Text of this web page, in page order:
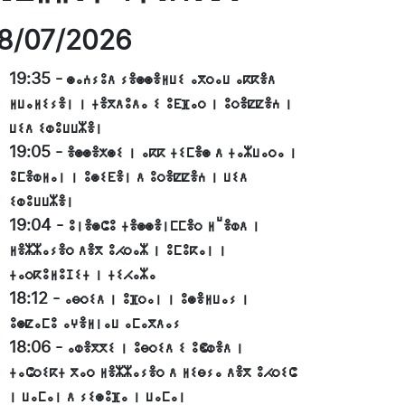
07/2026
19:35 - ⵙⴰⵄⵢⵓⴷ ⵢⴻⵙⵙⴻⵍⵡⵉ ⴰⴳⵔⴰⵡ ⴰⴽⴽⴻⴷ
ⵍⵡⴰⵍⵉⵢⴻⵏ ⵏ ⵜⴻⴳⴷⵓⴷⴰ ⵉ ⵓⴹⴼⴰⵔ ⵏ ⵓⵔⴻⵇⵇⴻⵄ ⵏ
ⵡⵉⴷ ⵉⵀⵓⵡⵡⵣⴻⵏ
19:05 - ⴻⵙⵙⴻⵅⵙⵉ ⵏ ⴰⴽⴽ ⵜⵉⵎⴻⵙ ⴷ ⵜⴰⵣⵡⴰⵔⴰ ⵏ
ⵓⵎⴻⵀⵍⴰⵏ ⵏ ⵓⵙⵉⴹⴻⵏ ⴷ ⵓⵔⴻⵇⵇⴻⵄ ⵏ ⵡⵉⴷ
ⵉⵀⵓⵡⵡⵣⴻⵏ
19:04 - ⵓⵏⴻⵙⵛⵓ ⵜⴻⵙⵙⴻⵏⵎⵎⴻⵔ ⵍⵯⴻⵀⴷ ⵏ
ⵍⴻⵣⵣⴰⵢⴻⵔ ⴷⴻⴳ ⵓⵃⵔⴰⵣ ⵏ ⵓⵎⵓⴽⴰⵏ ⵏ
ⵜⴰⵔⴽⵓⵍⵓⵊⵉⵜ ⵏ ⵜⵉⵃⴰⵣⴰ
18:12 - ⴰⴱⵔⵉⴷ ⵏ ⵓⴼⵔⴰⵏ ⵏ ⵓⵙⴻⵍⵡⴰⵢ ⵏ
ⵓⵙⵇⴰⵎⵓ ⴰⵖⴻⵍⵏⴰⵡ ⴰⵎⴰⴳⴷⴰⵢ
18:06 - ⴰⵀⴻⴳⴳⵉ ⵏ ⵓⴱⵔⵉⴷ ⵉ ⵓⵞⵀⴻⴷ ⵏ
ⵜⴰⵛⵔⵉⴽⵜ ⴳⴰⵔ ⵍⴻⵣⵣⴰⵢⴻⵔ ⴷ ⵍⵉⴱⵢⴰ ⴷⴻⴳ ⵓⵃⵔⵉⵛ
ⵏ ⵡⴰⵎⴰⵏ ⴷ ⵢⵉⵙⵓⴼⴰ ⵏ ⵡⴰⵎⴰⵏ